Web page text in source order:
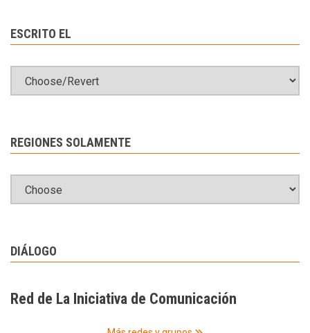
ESCRITO EL
REGIONES SOLAMENTE
DIÁLOGO
Red de La Iniciativa de Comunicación